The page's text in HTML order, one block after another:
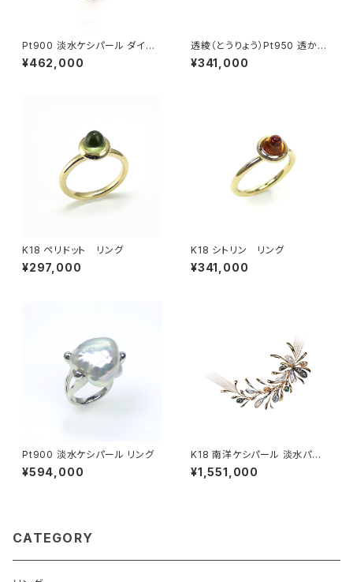
Pt900 淡水ケシパール ダイヤ
モンド リング
¥462,000
透綾（とうりょう）Pt950 透かし
リング枠
¥341,000
K18 ペリドット リング
¥297,000
K18 シトリン リング
¥341,000
Pt900 淡水ケシパール リング
¥594,000
K18 南洋ケシパール 淡水パー
ル ネックレス
¥1,551,000
CATEGORY